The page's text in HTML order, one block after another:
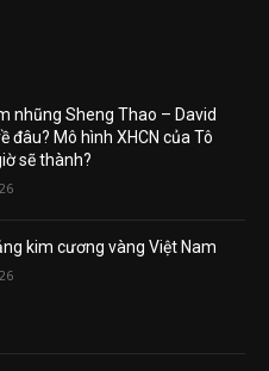
nhũng Sheng Thao – David
đâu? Mô hình XHCN của Tô
sẽ thành?
kim cương vàng Việt Nam